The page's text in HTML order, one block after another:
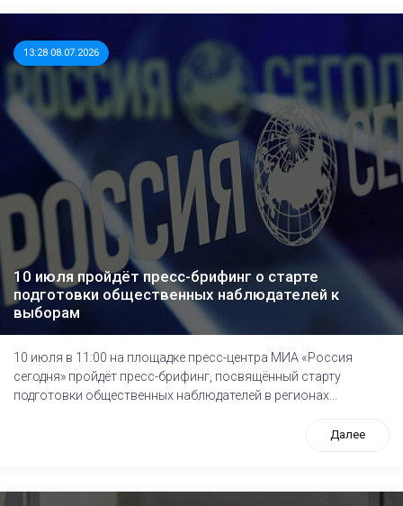
13:28 08.07.2026
10 июля пройдёт пресс-брифинг о старте
подготовки общественных наблюдателей к
выборам
10 июля в 11:00 на площадке пресс-центра МИА «Россия
сегодня» пройдёт пресс-брифинг, посвящённый cтарту
подготовки общественных наблюдателей в регионах...
Далее